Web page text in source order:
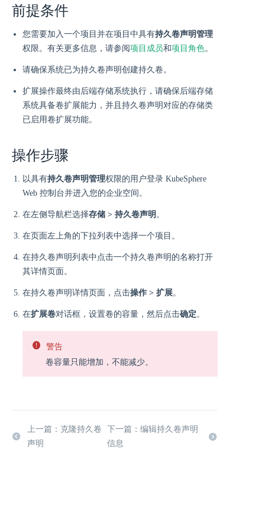
前提条件
您需要加入一个项目并在项目中具有持久卷声明管理
权限。有关更多信息，请参阅项目成员和项目角色。
请确保系统已为持久卷声明创建持久卷。
扩展操作最终由后端存储系统执行，请确保后端存储
系统具备卷扩展能力，并且持久卷声明对应的存储类
已启用卷扩展功能。
操作步骤
以具有持久卷声明管理权限的用户登录 KubeSphere
Web 控制台并进入您的企业空间。
在左侧导航栏选择存储 > 持久卷声明 。
在页面左上角的下拉列表中选择一个项目。
在持久卷声明列表中点击一个持久卷声明的名称打开
其详情页面。
在持久卷声明详情页面，点击操作 > 扩展。
在扩展卷对话框，设置卷的容量，然后点击确定。
警告
卷容量只能增加，不能减少。
上一篇：克隆持久卷
声明
下一篇：编辑持久卷声明
信息